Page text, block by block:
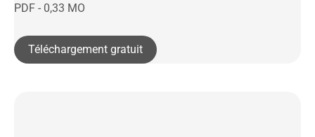
PDF - 0,33 MO
Téléchargement gratuit